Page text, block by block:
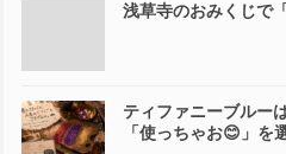
浅草寺のおみくじ
ティファニーブルー
「使っちゃお😊」を